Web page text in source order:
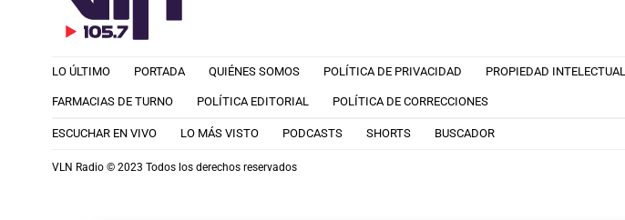
LO ÚLTIMO PORTADA QUIÉNES SOMOS POLÍTICA DE PRIVACIDAD PROPIEDAD INTELECTUAL
FARMACIAS DE TURNO POLÍTICA EDITORIAL POLÍTICA DE CORRECCIONES
ESCUCHAR EN VIVO LO MÁS VISTO PODCASTS SHORTS BUSCADOR
VLN Radio © 2023 Todos los derechos reservados